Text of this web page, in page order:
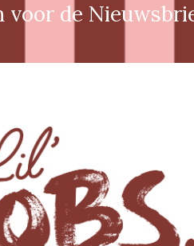
voor de